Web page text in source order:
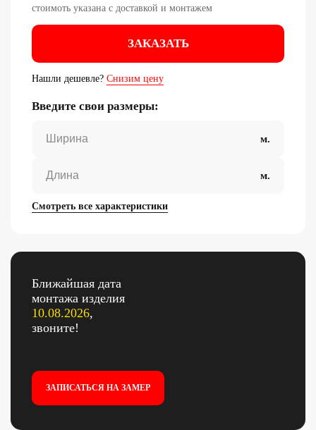
Ближайшая дата
монтажа изделия
10.08.2026,
звоните!
ЗАПИСАТЬСЯ НА ЗАМЕР
стоимоть указана с доставкой и монтажем
ЗАКАЗАТЬ
Нашли дешевле? Снизим цену
Введите свои размеры:
Смотреть все характеристики